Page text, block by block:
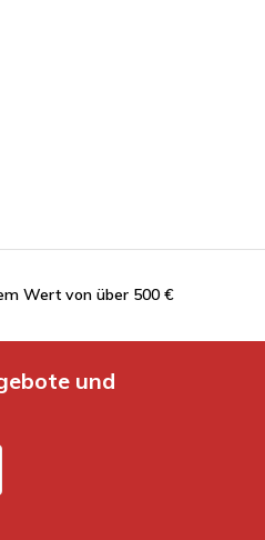
Wert von über 500 €
und